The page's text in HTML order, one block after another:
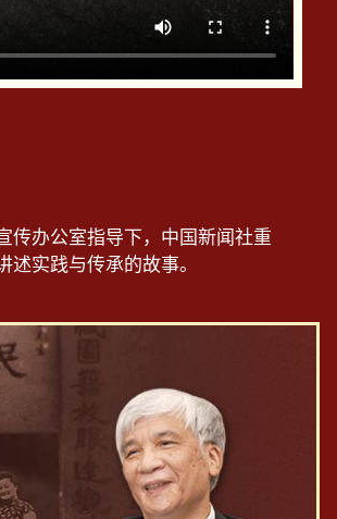
传办公室指导下，中国新闻社重
实践与传承的故事。